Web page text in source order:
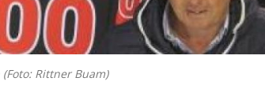
Rittner Buam)